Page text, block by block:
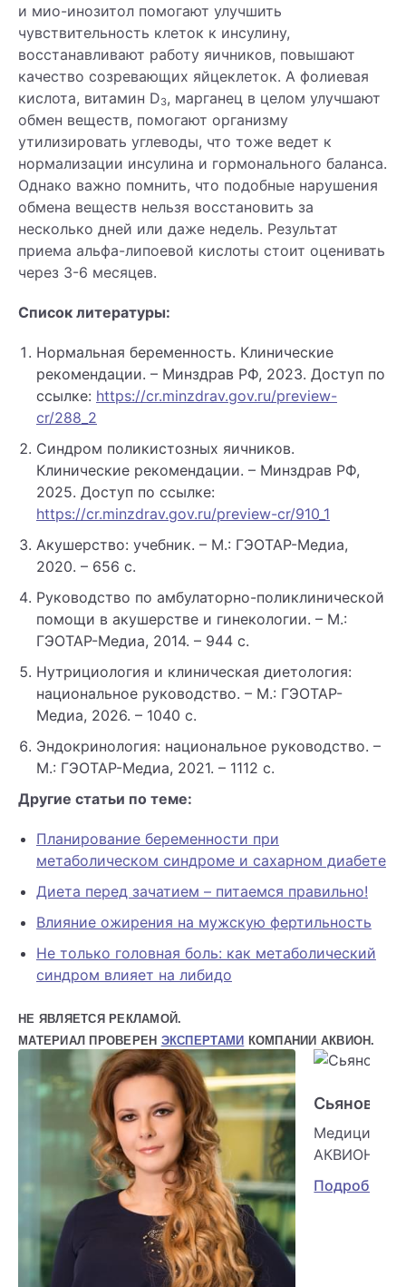
и мио-инозитол помогают улучшить
чувствительность клеток к инсулину,
восстанавливают работу яичников, повышают
качество созревающих яйцеклеток. А фолиевая
кислота, витамин D3, марганец в целом улучшают
обмен веществ, помогают организму
утилизировать углеводы, что тоже ведет к
нормализации инсулина и гормонального баланса.
Однако важно помнить, что подобные нарушения
обмена веществ нельзя восстановить за
несколько дней или даже недель. Результат
приема альфа-липоевой кислоты стоит оценивать
через 3-6 месяцев.
Список литературы:
Нормальная беременность. Клинические
рекомендации. – Минздрав РФ, 2023. Доступ по
ссылке: https://cr.minzdrav.gov.ru/preview-
cr/288_2
Синдром поликистозных яичников.
Клинические рекомендации. – Минздрав РФ,
2025. Доступ по ссылке:
https://cr.minzdrav.gov.ru/preview-cr/910_1
Акушерство: учебник. – М.: ГЭОТАР-Медиа,
2020. – 656 с.
Руководство по амбулаторно-поликлинической
помощи в акушерстве и гинекологии. – М.:
ГЭОТАР-Медиа, 2014. – 944 с.
Нутрициология и клиническая диетология:
национальное руководство. – М.: ГЭОТАР-
Медиа, 2026. – 1040 с.
Эндокринология: национальное руководство. –
М.: ГЭОТАР-Медиа, 2021. – 1112 с.
Другие статьи по теме:
Планирование беременности при
метаболическом синдроме и сахарном диабете
Диета перед зачатием – питаемся правильно!
Влияние ожирения на мужскую фертильность
Не только головная боль: как метаболический
синдром влияет на либидо
НЕ ЯВЛЯЕТСЯ РЕКЛАМОЙ.
МАТЕРИАЛ ПРОВЕРЕН ЭКСПЕРТАМИ КОМПАНИИ АКВИОН.
Сьянова
АКВИОН
Подробнее